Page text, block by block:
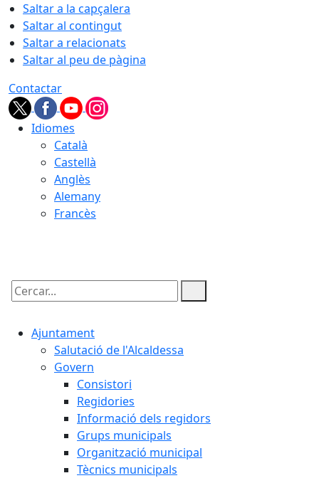
Saltar a la capçalera
Saltar al contingut
Saltar a relacionats
Saltar al peu de pàgina
Contactar
Idiomes
Català
Castellà
Anglès
Alemany
Francès
Cercar:
Ajuntament
Salutació de l'Alcaldessa
Govern
Consistori
Regidories
Informació dels regidors
Grups municipals
Organització municipal
Tècnics municipals